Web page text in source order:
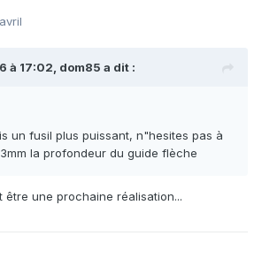
à 17:02, dom85 a dit :
un fusil plus puissant, n"hesites pas à
la profondeur du guide flèche
être une prochaine réalisation...